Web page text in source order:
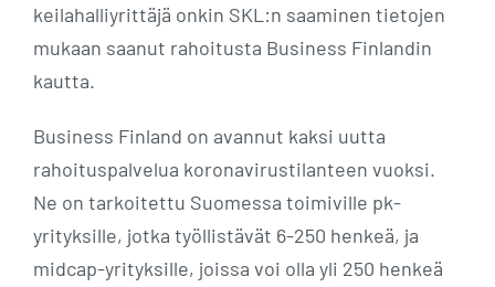
keilahalliyrittäjä onkin SKL:n saaminen tietojen
mukaan saanut rahoitusta Business Finlandin
kautta.
Business Finland on avannut kaksi uutta
rahoituspalvelua koronavirustilanteen vuoksi.
Ne on tarkoitettu Suomessa toimiville pk-
yrityksille, jotka työllistävät 6-250 henkeä, ja
midcap-yrityksille, joissa voi olla yli 250 henkeä